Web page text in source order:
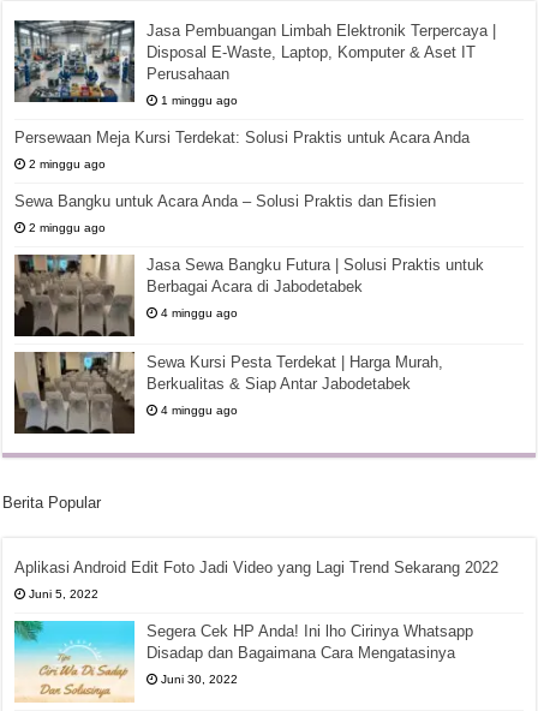
Jasa Pembuangan Limbah Elektronik Terpercaya |
Disposal E-Waste, Laptop, Komputer & Aset IT
Perusahaan
1 minggu ago
Persewaan Meja Kursi Terdekat: Solusi Praktis untuk Acara Anda
2 minggu ago
Sewa Bangku untuk Acara Anda – Solusi Praktis dan Efisien
2 minggu ago
Jasa Sewa Bangku Futura | Solusi Praktis untuk
Berbagai Acara di Jabodetabek
4 minggu ago
Sewa Kursi Pesta Terdekat | Harga Murah,
Berkualitas & Siap Antar Jabodetabek
4 minggu ago
Berita Popular
Aplikasi Android Edit Foto Jadi Video yang Lagi Trend Sekarang 2022
Juni 5, 2022
Segera Cek HP Anda! Ini lho Cirinya Whatsapp
Disadap dan Bagaimana Cara Mengatasinya
Juni 30, 2022